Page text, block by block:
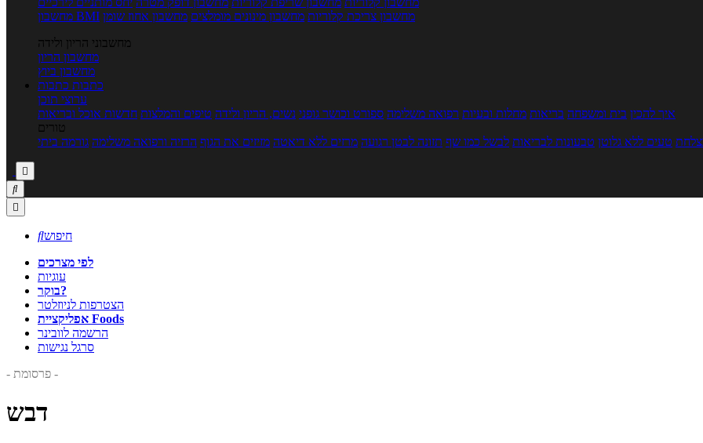
מחשבון BMI
מחשבון צריכת קלוריות מחשבון מינונים מומלצים מחשבון אחוז שומן
מחשבוני הריון ולידה
מחשבון הריון
מחשבון ביוץ
כתבות כתבות
ערוצי תוכן
איך להכין בית ומשפחה בריאות מחלות ובעיות רפואה משלימה ספורט וכושר גופני נשים, הריון ולידה טיפים והמלצות חדשות אוכל ובריאות
טורים
טעים ללא גלוטן טבעונות לבריאות לבשל כמו שף תזונה לבטן רגועה מרזים ללא דיאטה מזיזים את הגוף הרזיה ורפואה משלימה גורמה ביתי



חיפוש
לפי מצרכים
עוגיות
בוקר?
הצטרפות לניוזלטר
אפליקציית Foods
הרשמה לוובינר
סרגל נגישות
- פרסומת -
דבש